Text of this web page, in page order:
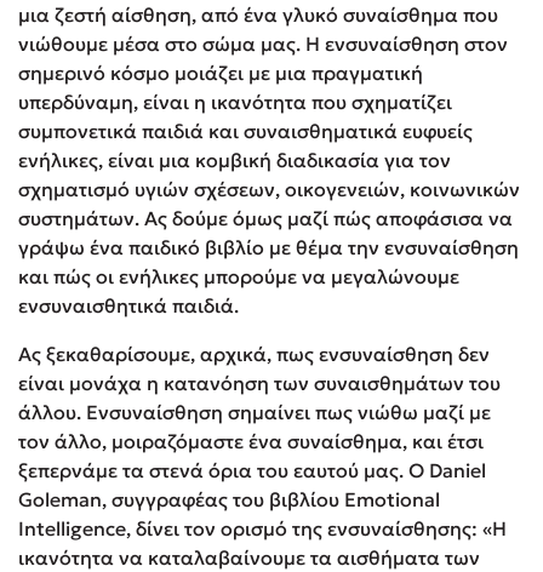
μια ζεστή αίσθηση, από ένα γλυκό συναίσθημα που
νιώθουμε μέσα στο σώμα μας. Η ενσυναίσθηση στον
σημερινό κόσμο μοιάζει με μια πραγματική
υπερδύναμη, είναι η ικανότητα που σχηματίζει
συμπονετικά παιδιά και συναισθηματικά ευφυείς
ενήλικες, είναι μια κομβική διαδικασία για τον
σχηματισμό υγιών σχέσεων, οικογενειών, κοινωνικών
συστημάτων. Ας δούμε όμως μαζί πώς αποφάσισα να
γράψω ένα παιδικό βιβλίο με θέμα την ενσυναίσθηση
και πώς οι ενήλικες μπορούμε να μεγαλώνουμε
ενσυναισθητικά παιδιά.
Ας ξεκαθαρίσουμε, αρχικά, πως ενσυναίσθηση δεν
είναι μονάχα η κατανόηση των συναισθημάτων του
άλλου. Ενσυναίσθηση σημαίνει πως νιώθω μαζί με
τον άλλο, μοιραζόμαστε ένα συναίσθημα, και έτσι
ξεπερνάμε τα στενά όρια του εαυτού μας. Ο Daniel
Goleman, συγγραφέας του βιβλίου Emotional
Intelligence, δίνει τον ορισμό της ενσυναίσθησης: «Η
ικανότητα να καταλαβαίνουμε τα αισθήματα των